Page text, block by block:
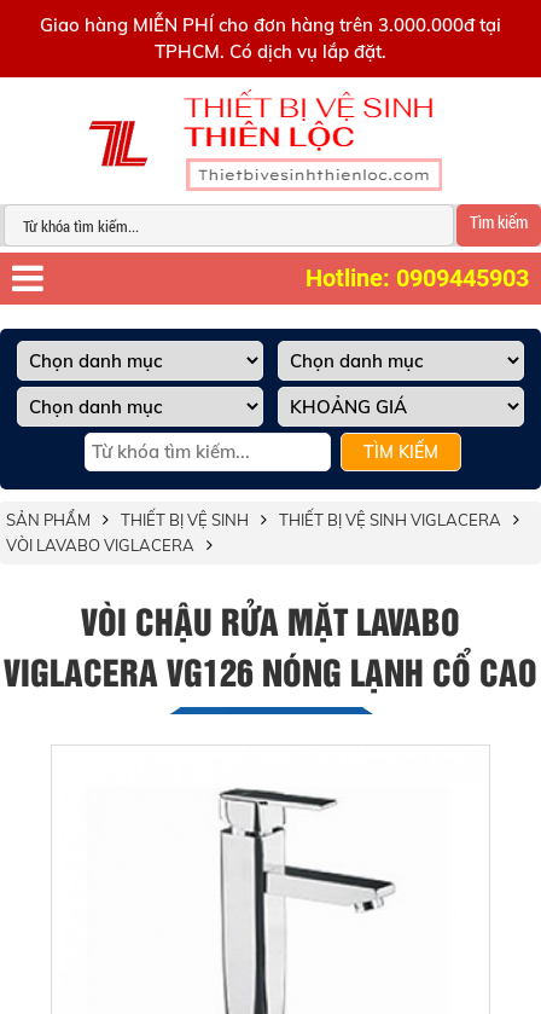
Giao hàng MIỄN PHÍ cho đơn hàng trên 3.000.000đ tại
TPHCM. Có dịch vụ lắp đặt.
Tìm kiếm
Hotline: 0909445903
TÌM KIẾM
SẢN PHẨM THIẾT BỊ VỆ SINH
THIẾT BỊ VỆ SINH VIGLACERA
VÒI LAVABO VIGLACERA
VÒI CHẬU RỬA MẶT LAVABO
VIGLACERA VG126 NÓNG LẠNH CỔ CAO
0909445903